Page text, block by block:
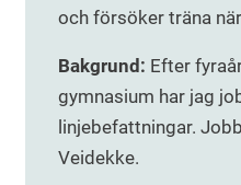
och försöker träna
Bakgrund: Efter
gymnasium har jag
linjebefattningar.
Veidekke.